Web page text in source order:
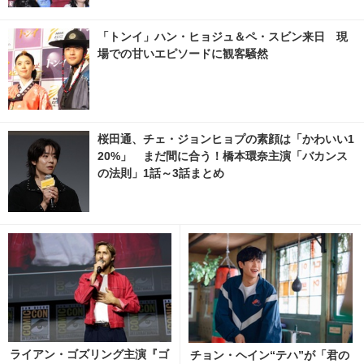
「トンイ」ハン・ヒョジュ＆ペ・スビン来日 現
場での甘いエピソードに観客騒然
桜田通、チェ・ジョンヒョプの素顔は「かわいい1
20%」 まだ間に合う！橋本環奈主演「バカンス
の法則」1話～3話まとめ
ライアン・ゴズリング主演『ゴ
チョン・ヘイン“テハ”が「君の